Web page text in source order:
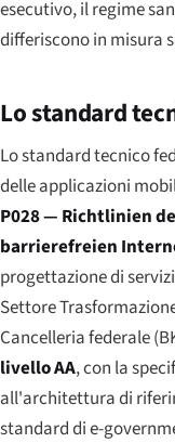
esecutivo, il regime
differiscono in misura
Lo standard
Lo standard tecnico
delle applicazioni
P028 — Richtlinien
barrierefreien
progettazione di
Settore
Cancelleria federale
livello AA, con la
all'architettura di
standard di e-